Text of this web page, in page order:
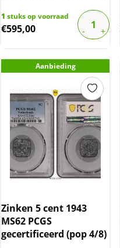
1 stuks op voorraad
€595,00
Aanbieding
Zinken 5 cent 1943
MS62 PCGS
gecertificeerd (pop 4/8)